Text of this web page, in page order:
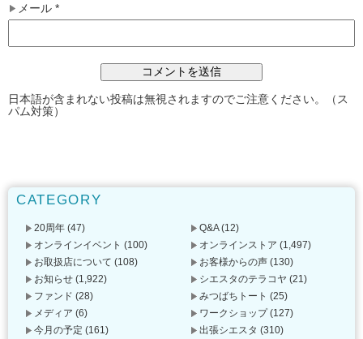
メール *
日本語が含まれない投稿は無視されますのでご注意ください。（ス
パム対策）
CATEGORY
20周年 (47) Q&A(12)
オンラインイベント (100) オンラインストア (1,497)
お取扱店について (108) お客様からの声 (130)
お知らせ (1,922) シエスタのテラコヤ (21)
ファンド (28) みつばちトート (25)
メディア (6) ワークショップ(127)
今月の予定 (161) 出張シエスタ (310)